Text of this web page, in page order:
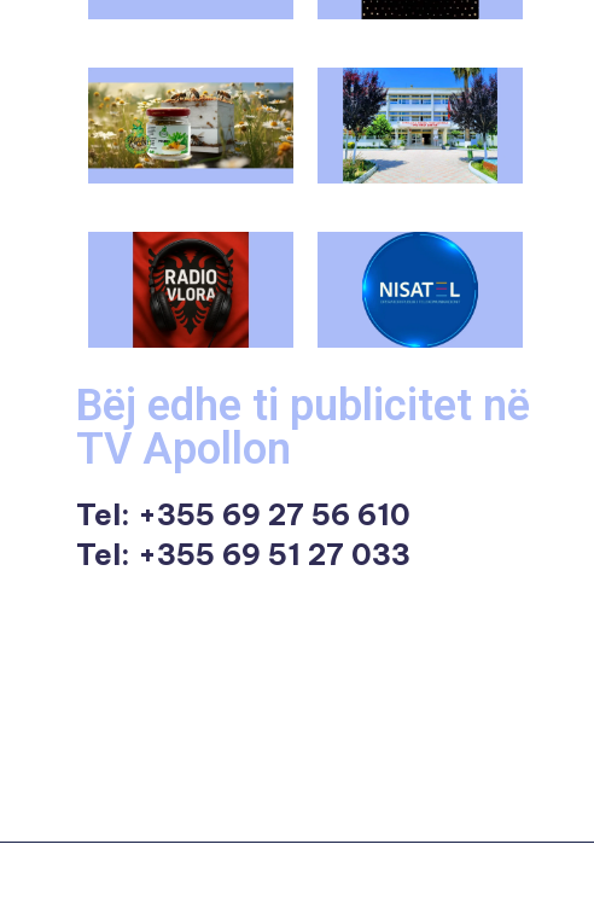
Bëj edhe ti publicitet në
TV Apollon
Tel: +355 69 27 56 610
Tel: +355 69 51 27 033